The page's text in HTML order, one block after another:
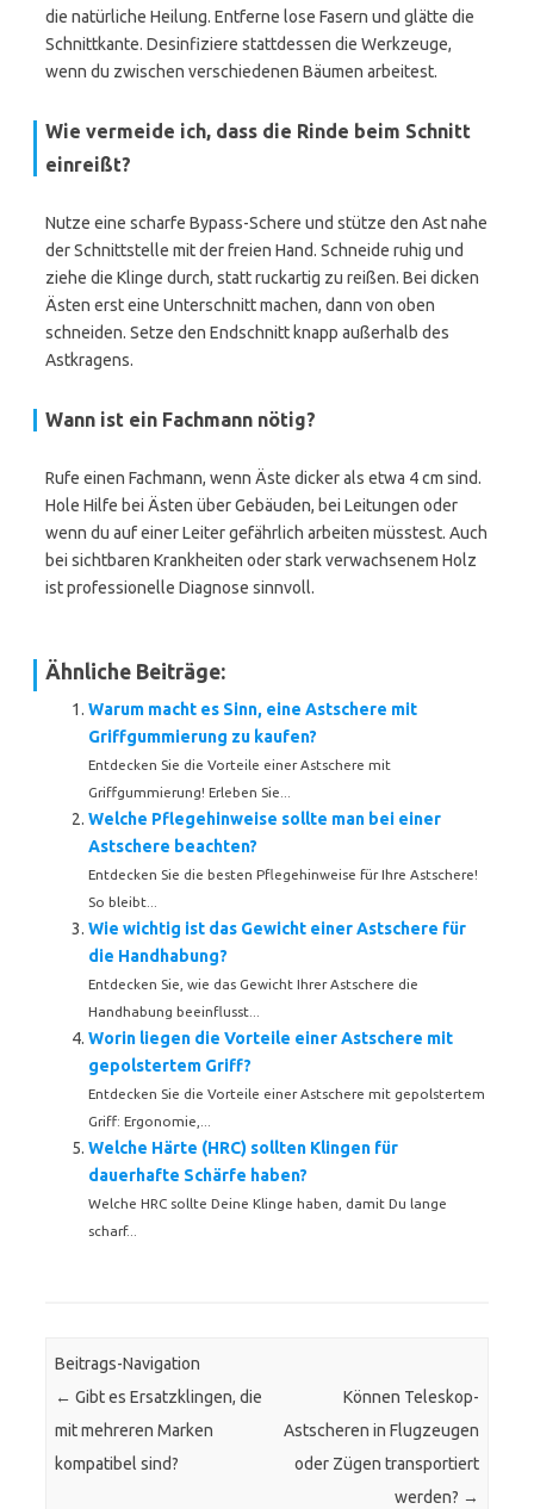
die natürliche Heilung. Entferne lose Fasern und glätte die
Schnittkante. Desinfiziere stattdessen die Werkzeuge,
wenn du zwischen verschiedenen Bäumen arbeitest.
Wie vermeide ich, dass die Rinde beim Schnitt
einreißt?
Nutze eine scharfe Bypass-Schere und stütze den Ast nahe
der Schnittstelle mit der freien Hand. Schneide ruhig und
ziehe die Klinge durch, statt ruckartig zu reißen. Bei dicken
Ästen erst eine Unterschnitt machen, dann von oben
schneiden. Setze den Endschnitt knapp außerhalb des
Astkragens.
Wann ist ein Fachmann nötig?
Rufe einen Fachmann, wenn Äste dicker als etwa 4 cm sind.
Hole Hilfe bei Ästen über Gebäuden, bei Leitungen oder
wenn du auf einer Leiter gefährlich arbeiten müsstest. Auch
bei sichtbaren Krankheiten oder stark verwachsenem Holz
ist professionelle Diagnose sinnvoll.
Ähnliche Beiträge:
Warum macht es Sinn, eine Astschere mit
Griffgummierung zu kaufen?
Entdecken Sie die Vorteile einer Astschere mit
Griffgummierung! Erleben Sie...
Welche Pflegehinweise sollte man bei einer
Astschere beachten?
Entdecken Sie die besten Pflegehinweise für Ihre Astschere!
So bleibt...
Wie wichtig ist das Gewicht einer Astschere für
die Handhabung?
Entdecken Sie, wie das Gewicht Ihrer Astschere die
Handhabung beeinflusst...
Worin liegen die Vorteile einer Astschere mit
gepolstertem Griff?
Entdecken Sie die Vorteile einer Astschere mit gepolstertem
Griff: Ergonomie,...
Welche Härte (HRC) sollten Klingen für
dauerhafte Schärfe haben?
Welche HRC sollte Deine Klinge haben, damit Du lange
scharf...
Beitrags-Navigation
← Gibt es Ersatzklingen, die
mit mehreren Marken
kompatibel sind?
Können Teleskop-
Astscheren in Flugzeugen
oder Zügen transportiert
werden? →